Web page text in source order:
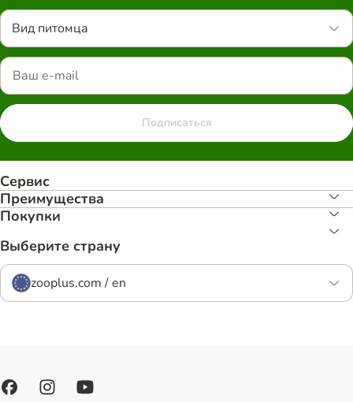
Вид питомца
Подписаться
Сервис
Преимуществa
Покупки
Выберите страну
zooplus.com / en